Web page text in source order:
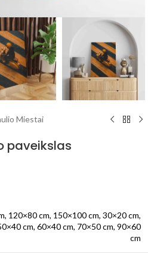
Miestai
paveikslas
, 120×80 cm, 150×100 cm, 30×20 cm,
cm, 60×40 cm, 70×50 cm, 90×60
cm